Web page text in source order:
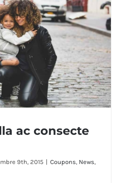
ac consecte
9th, 2015 | Coupons, News,